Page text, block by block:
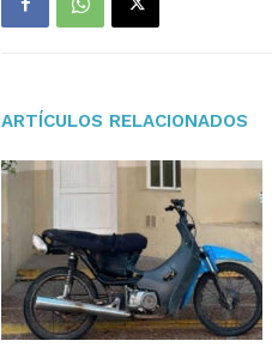
ARTÍCULOS RELACIONADOS